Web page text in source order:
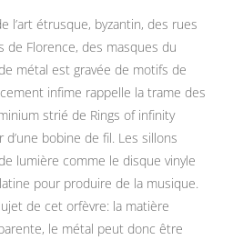
l’art étrusque, byzantin, des rues
de Florence, des masques du
métal est gravée de motifs de
infime rappelle la trame des
strié de Rings of infinity
bobine de fil. Les sillons
lumière comme le disque vinyle
pour produire de la musique.
de cet orfèvre: la matière
le métal peut donc être